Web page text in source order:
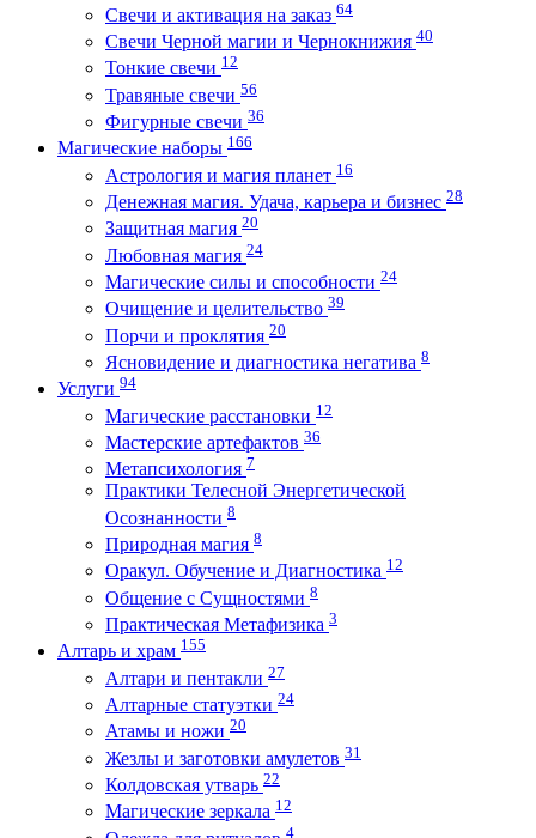
Свечи и активация на заказ 64
Свечи Черной магии и Чернокнижия 40
Тонкие свечи 12
Травяные свечи 56
Фигурные свечи 36
Магические наборы 166
Астрология и магия планет 16
Денежная магия. Удача, карьера и бизнес 28
Защитная магия 20
Любовная магия 24
Магические силы и способности 24
Очищение и целительство 39
Порчи и проклятия 20
Ясновидение и диагностика негатива 8
Услуги 94
Магические расстановки 12
Мастерские артефактов 36
Метапсихология 7
Практики Телесной Энергетической
Осознанности 8
Природная магия 8
Оракул. Обучение и Диагностика 12
Общение с Сущностями 8
Практическая Метафизика 3
Алтарь и храм 155
Алтари и пентакли 27
Алтарные статуэтки 24
Атамы и ножи 20
Жезлы и заготовки амулетов 31
Колдовская утварь 22
Магические зеркала 12
4